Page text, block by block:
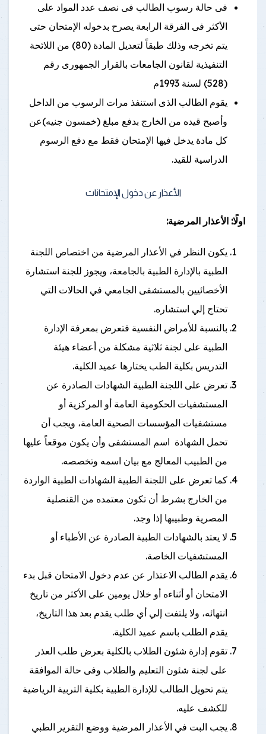
فى حالة رسوب الطالب فى نصف عدد المواد على
الأكثر فى الفرقة الرابعة يصرح بدخوله الإمتحان حتى
يتم تخرجه وذلك طبقاً لتعديل المادة (80) من اللائحة
التنفيذية لقانون الجامعات بالقرار الجمهورى رقم
(528) لسنة 1993م
يقوم الطالب الذى استنفذ مرات الرسوب من الداخل
وأصبح قيده من الخارج بدفع مبلغ (خمسون جنيه)عن
كل مادة يدخل فيها الإمتحان فقط مع دفع الرسوم
الدراسية للقيد.
الأعذار عن دخول الإمتحانات
اولًا: الأعذار المرضية:
يكون النظر في الأعذار المرضية من اختصاص اللجنة
الطبية بالإدارة الطبية بالجامعة، ويجوز للجنة استشارة
الأخصائيين بالمستشفى الجامعي في الحالات التي
تحتاج إلي استشاره.
بالنسبة للأمراض النفسية فتعرض بمعرفة الإدارة
الطبية على لجنة ثلاثية مشكلة من أعضاء هيئة
التدريس بكلية الطب يختارها عميد الكلية.
تعرض على اللجنة الطبية الشهادات الصادرة عن
المستشفيات الحكومية العامة أو المركزية أو
مستشفيات المؤسسات الصحية العامة، ويجب أن
تحمل الشهادة اسم المستشفى وأن يكون موقعاً عليها
من الطبيب المعالج مع بيان اسمه وتخصصه.
كما تعرض على اللجنة الطبية الشهادات الطبية الواردة
من الخارج بشرط أن تكون معتمده من القنصلية
المصرية وطبيبها إذا وجد.
لا يعتد بالشهادات الطبية الصادرة عن الأطباء أو
المستشفيات الخاصة.
يقدم الطالب الاعتذار عن عدم دخول الامتحان قبل بدء
الامتحان أو أثناءه أو خلال يومين على الأكثر من تاريخ
انتهائه، ولا يلتفت إلي أي طلب يقدم بعد هذا التاريخ،
يقدم الطلب باسم عميد الكلية.
تقوم إدارة شئون الطلاب بالكلية بعرض طلب العذر
على لجنة شئون التعليم والطلاب وفى حالة الموافقة
يتم تحويل الطالب للإدارة الطبية بكلية التربية الرياضية
للكشف عليه.
يجب البت في الأعذار المرضية ووضع التقرير الطبي